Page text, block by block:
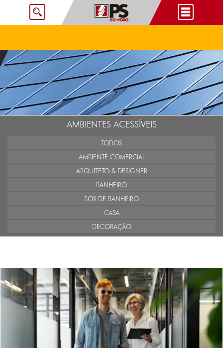
AMBIENTES ACESSÍVEIS
TODOS
AMBIENTE COMERCIAL
ARQUITETO & DESIGNER
BANHEIRO
BOX DE BANHEIRO
CASA
DECORAÇÃO